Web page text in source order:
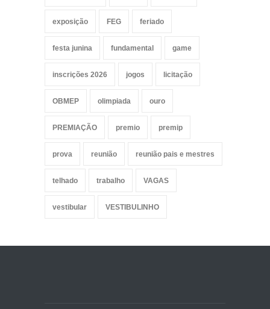
exposição FEG feriado
festa junina fundamental game
inscrições 2026 jogos licitação
OBMEP olimpiada ouro
PREMIAÇÃO premio premip
prova reunião reunião pais e mestres
telhado trabalho VAGAS
vestibular VESTIBULINHO